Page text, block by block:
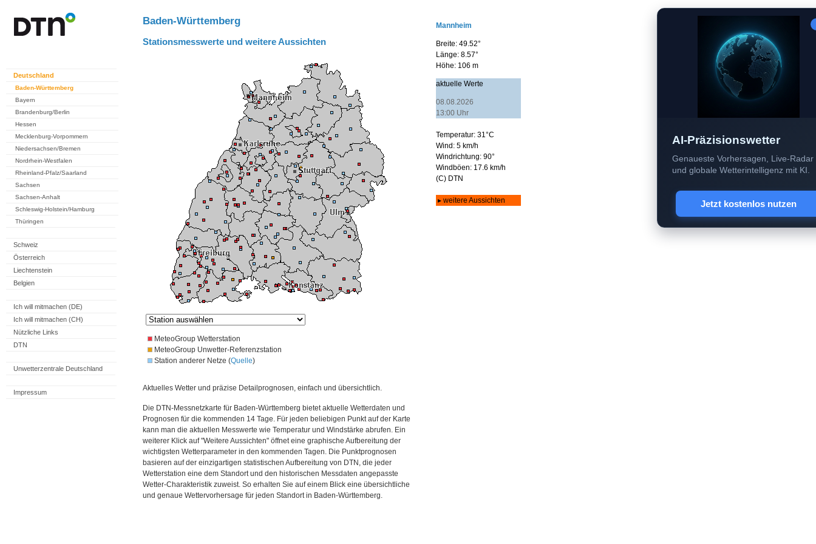
Deutschland
Baden-Württemberg
Bayern
Brandenburg/Berlin
Hessen
Mecklenburg-Vorpommern
Niedersachsen/Bremen
Nordrhein-Westfalen
Rheinland-Pfalz/Saarland
Sachsen
Sachsen-Anhalt
Schleswig-Holstein/Hamburg
Thüringen
Schweiz
Österreich
Liechtenstein
Belgien
Ich will mitmachen (DE)
Ich will mitmachen (CH)
Nützliche Links
DTN
Unwetterzentrale Deutschland
Impressum
Baden-Württemberg
Stationsmesswerte und weitere Aussichten
MeteoGroup Wetterstation
MeteoGroup Unwetter-Referenzstation
Station anderer Netze (Quelle)
Aktuelles Wetter und präzise Detailprognosen, einfach und übersichtlich.
Die DTN-Messnetzkarte für Baden-Württemberg bietet aktuelle Wetterdaten und
Prognosen für die kommenden 14 Tage. Für jeden beliebigen Punkt auf der Karte
kann man die aktuellen Messwerte wie Temperatur und Windstärke abrufen. Ein
weiterer Klick auf "Weitere Aussichten" öffnet eine graphische Aufbereitung der
wichtigsten Wetterparameter in den kommenden Tagen. Die Punktprognosen
basieren auf der einzigartigen statistischen Aufbereitung von DTN, die jeder
Wetterstation eine dem Standort und den historischen Messdaten angepasste
Wetter-Charakteristik zuweist. So erhalten Sie auf einem Blick eine übersichtliche
und genaue Wettervorhersage für jeden Standort in Baden-Württemberg.
AI-Präzisionswetter
Genaueste Vorhersagen, Live-Radar
und globale Wetterintelligenz mit KI.
Jetzt kostenlos nutzen